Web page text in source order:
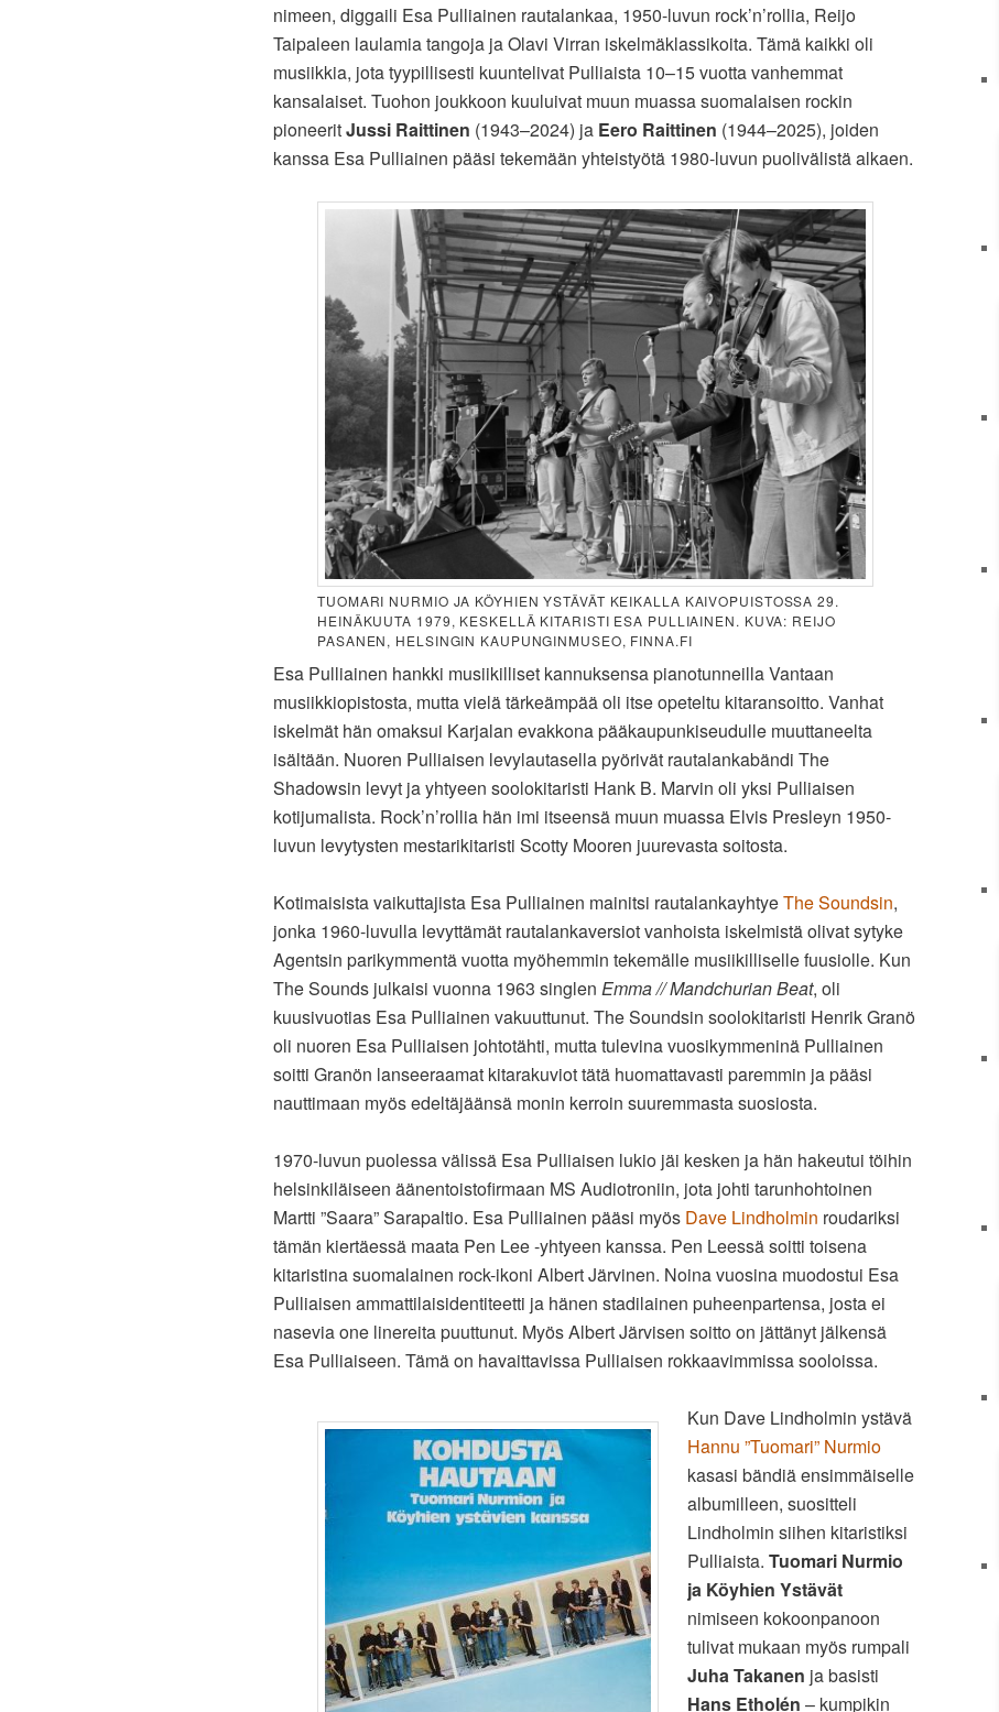
nimeen, diggaili Esa Pulliainen rautalankaa, 1950-luvun rock’n’rollia, Reijo
Taipaleen laulamia tangoja ja Olavi Virran iskelmäklassikoita. Tämä kaikki oli
musiikkia, jota tyypillisesti kuuntelivat Pulliaista 10–15 vuotta vanhemmat
kansalaiset. Tuohon joukkoon kuuluivat muun muassa suomalaisen rockin
pioneeritJussi Raittinen (1943–2024) ja Eero Raittinen (1944–2025), joiden
kanssa Esa Pulliainen pääsi tekemään yhteistyötä 1980-luvun puolivälistä alkaen.
TUOMARI NURMIO JA KÖYHIEN YSTÄVÄT KEIKALLA KAIVOPUISTOSSA 29.
HEINÄKUUTA 1979, KESKELLÄ KITARISTI ESA PULLIAINEN. KUVA: REIJO
PASANEN, HELSINGIN KAUPUNGINMUSEO, FINNA.FI
Esa Pulliainen hankki musiikilliset kannuksensa pianotunneilla Vantaan
musiikkiopistosta, mutta vielä tärkeämpää oli itse opeteltu kitaransoitto. Vanhat
iskelmät hän omaksui Karjalan evakkona pääkaupunkiseudulle muuttaneelta
isältään. Nuoren Pulliaisen levylautasella pyörivät rautalankabändi The
Shadowsin levyt ja yhtyeen soolokitaristi Hank B. Marvin oli yksi Pulliaisen
kotijumalista. Rock’n’rollia hän imi itseensä muun muassa Elvis Presleyn 1950-
luvun levytysten mestarikitaristi Scotty Mooren juurevasta soitosta.
Kotimaisista vaikuttajista Esa Pulliainen mainitsi rautalankayhtyeThe Soundsin,
jonka 1960-luvulla levyttämät rautalankaversiot vanhoista iskelmistä olivat sytyke
Agentsin parikymmentä vuotta myöhemmin tekemälle musiikilliselle fuusiolle. Kun
The Sounds julkaisi vuonna 1963 singlen Emma // Mandchurian Beat, oli
kuusivuotias Esa Pulliainen vakuuttunut. The Soundsin soolokitaristi Henrik Granö
oli nuoren Esa Pulliaisen johtotähti, mutta tulevina vuosikymmeninä Pulliainen
soitti Granön lanseeraamat kitarakuviot tätä huomattavasti paremmin ja pääsi
nauttimaan myös edeltäjäänsä monin kerroin suuremmasta suosiosta.
1970-luvun puolessa välissä Esa Pulliaisen lukio jäi kesken ja hän hakeutui töihin
helsinkiläiseen äänentoistofirmaan MS Audiotroniin, jota johti tarunhohtoinen
Martti ”Saara” Sarapaltio. Esa Pulliainen pääsi myös Dave Lindholmin roudariksi
tämän kiertäessä maata Pen Lee -yhtyeen kanssa. Pen Leessä soitti toisena
kitaristina suomalainen rock-ikoni Albert Järvinen. Noina vuosina muodostui Esa
Pulliaisen ammattilaisidentiteetti ja hänen stadilainen puheenpartensa, josta ei
nasevia one linereita puuttunut. Myös Albert Järvisen soitto on jättänyt jälkensä
Esa Pulliaiseen. Tämä on havaittavissa Pulliaisen rokkaavimmissa sooloissa.
Kun Dave Lindholmin ystävä
Hannu ”Tuomari” Nurmio
kasasi bändiä ensimmäiselle
albumilleen, suositteli
Lindholmin siihen kitaristiksi
Pulliaista. Tuomari Nurmio
ja Köyhien Ystävät
nimiseen kokoonpanoon
tulivat mukaan myös rumpali
Juha Takanen ja basisti
Hans Etholén – kumpikin